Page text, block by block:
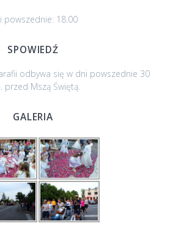
powszednie: 18.00
SPOWIEDŹ
odbywa się w dni powszednie 30
przed Mszą Świętą.
GALERIA